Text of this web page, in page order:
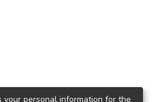
your personal information for the